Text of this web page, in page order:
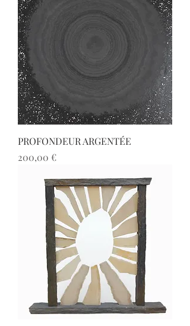
PROFONDEUR ARGENTÉE
Prix
200,00 €